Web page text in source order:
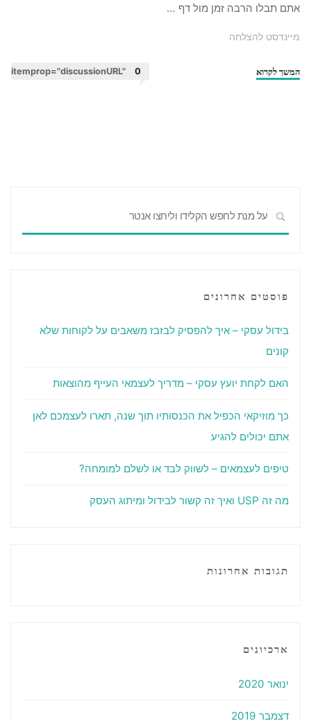
אתם תבלו הרבה זמן מול דף …
מיינדסט להצלחה
המשך לקרוא
אחרת"
itemprop="discussionURL" 0
חיפוש
פוסטים אחרונים
בידול עסקי – איך להפסיק לבזבז משאבים על לקוחות שלא
קונים
האם לקחת יועץ עסקי – מדריך לעצמאי העייף מהוצאות
כך מוזיקאי הכפיל את הכנסותיו תוך שנה, תארו לעצמכם לאן
אתם יכולים להגיע
טיפים לעצמאים – לשווק לבד או לשלם למומחה?
מה זה USP ואיך זה קשור לבידול ומיתוג העסק
תגובות אחרונות
ארכיונים
ינואר 2020
דצמבר 2019